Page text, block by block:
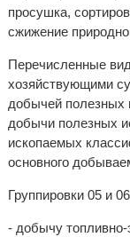
просушка,
сжижение
Перечисленные
хозяйствующими
добычей полезных
добычи полезных
ископаемых
основного
Группировки 05 и
- добычу топливно-